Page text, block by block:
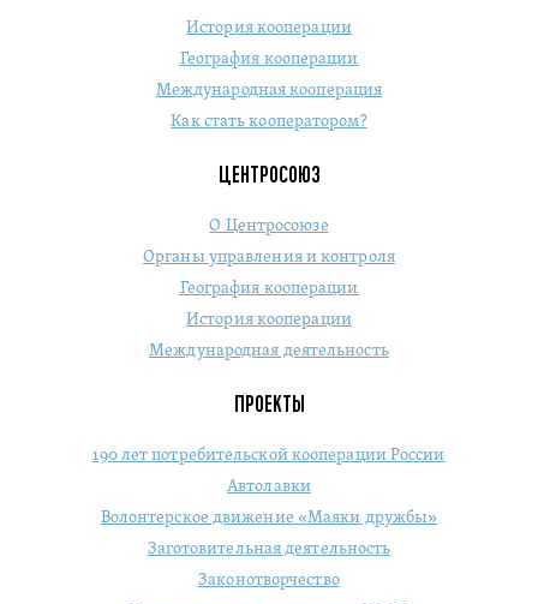
История кооперации
География кооперации
Международная кооперация
Как стать кооператором?
ЦЕНТРОСОЮЗ
О Центросоюзе
Органы управления и контроля
География кооперации
История кооперации
Международная деятельность
ПРОЕКТЫ
190 лет потребительской кооперации России
Автолавки
Волонтерское движение «Маяки дружбы»
Заготовительная деятельность
Законотворчество